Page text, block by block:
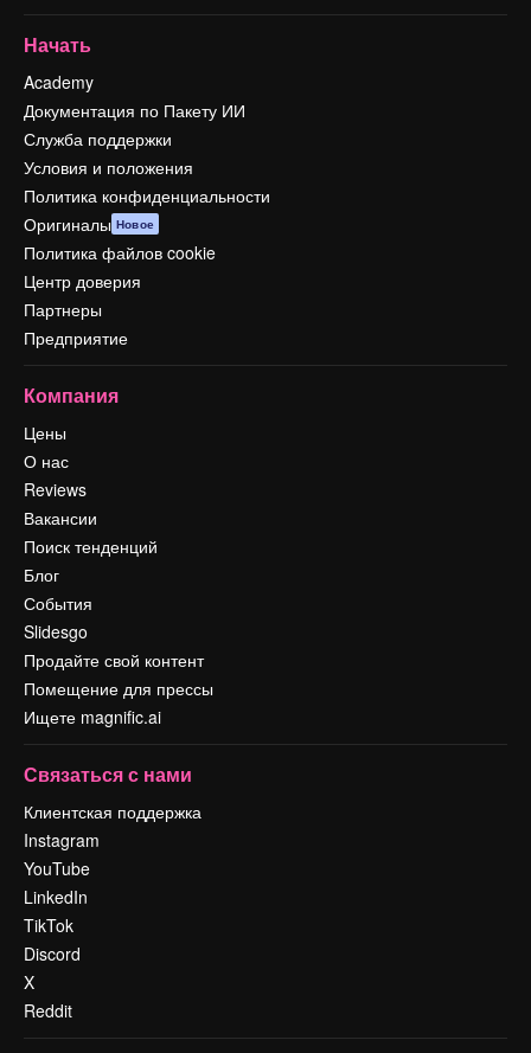
Начать
Academy
Документация по Пакету ИИ
Служба поддержки
Условия и положения
Политика конфиденциальности
Оригиналы Новое
Политика файлов cookie
Центр доверия
Партнеры
Предприятие
Компания
Цены
О нас
Reviews
Вакансии
Поиск тенденций
Блог
События
Slidesgo
Продайте свой контент
Помещение для прессы
Ищете magnific.ai
Связаться с нами
Клиентская поддержка
Instagram
YouTube
LinkedIn
TikTok
Discord
X
Reddit